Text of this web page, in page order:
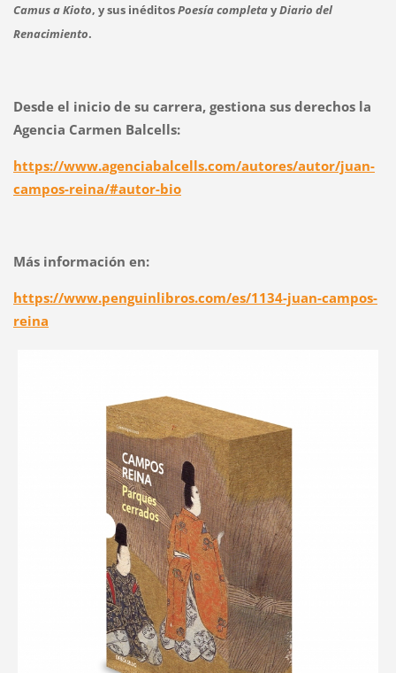
Camus a Kioto, y sus inéditosPoesía completayDiario del
Renacimiento.
Desde el inicio de su carrera, gestiona sus derechos la
Agencia Carmen Balcells:
https://www.agenciabalcells.com/autores/autor/juan-
campos-reina/#autor-bio
Más información en:
https://www.penguinlibros.com/es/1134-juan-campos-
reina